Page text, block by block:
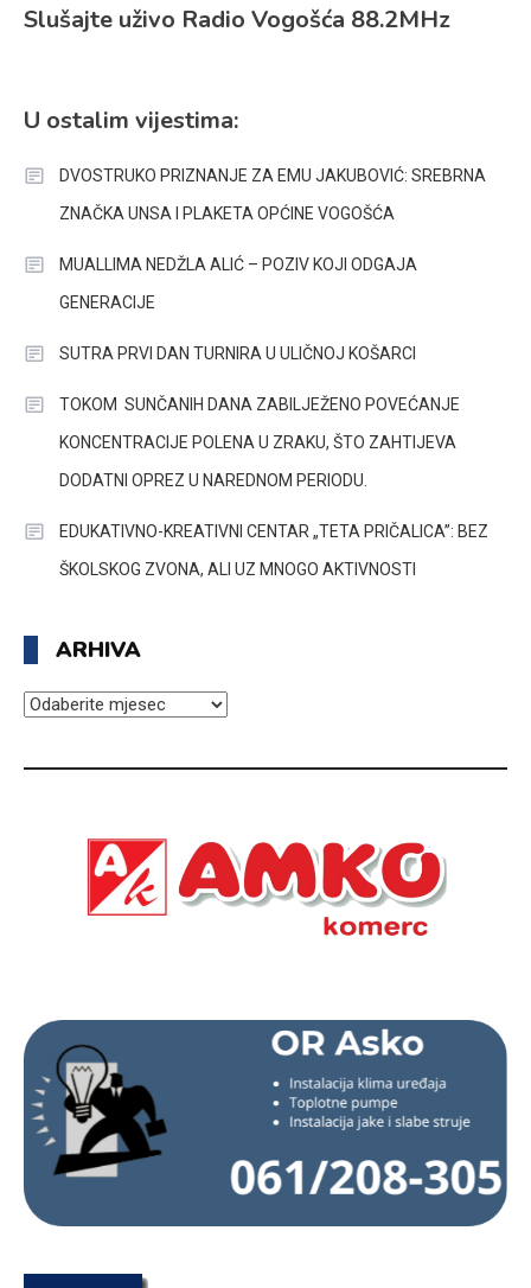
Slušajte uživo Radio Vogošća 88.2MHz
U ostalim vijestima:
DVOSTRUKO PRIZNANJE ZA EMU JAKUBOVIĆ: SREBRNA
ZNAČKA UNSA I PLAKETA OPĆINE VOGOŠĆA
MUALLIMA NEDŽLA ALIĆ – POZIV KOJI ODGAJA
GENERACIJE
SUTRA PRVI DAN TURNIRA U ULIČNOJ KOŠARCI
TOKOM SUNČANIH DANA ZABILJEŽENO POVEĆANJE
KONCENTRACIJE POLENA U ZRAKU, ŠTO ZAHTIJEVA
DODATNI OPREZ U NAREDNOM PERIODU.
EDUKATIVNO-KREATIVNI CENTAR „TETA PRIČALICA”: BEZ
ŠKOLSKOG ZVONA, ALI UZ MNOGO AKTIVNOSTI
ARHIVA
ARHIVA